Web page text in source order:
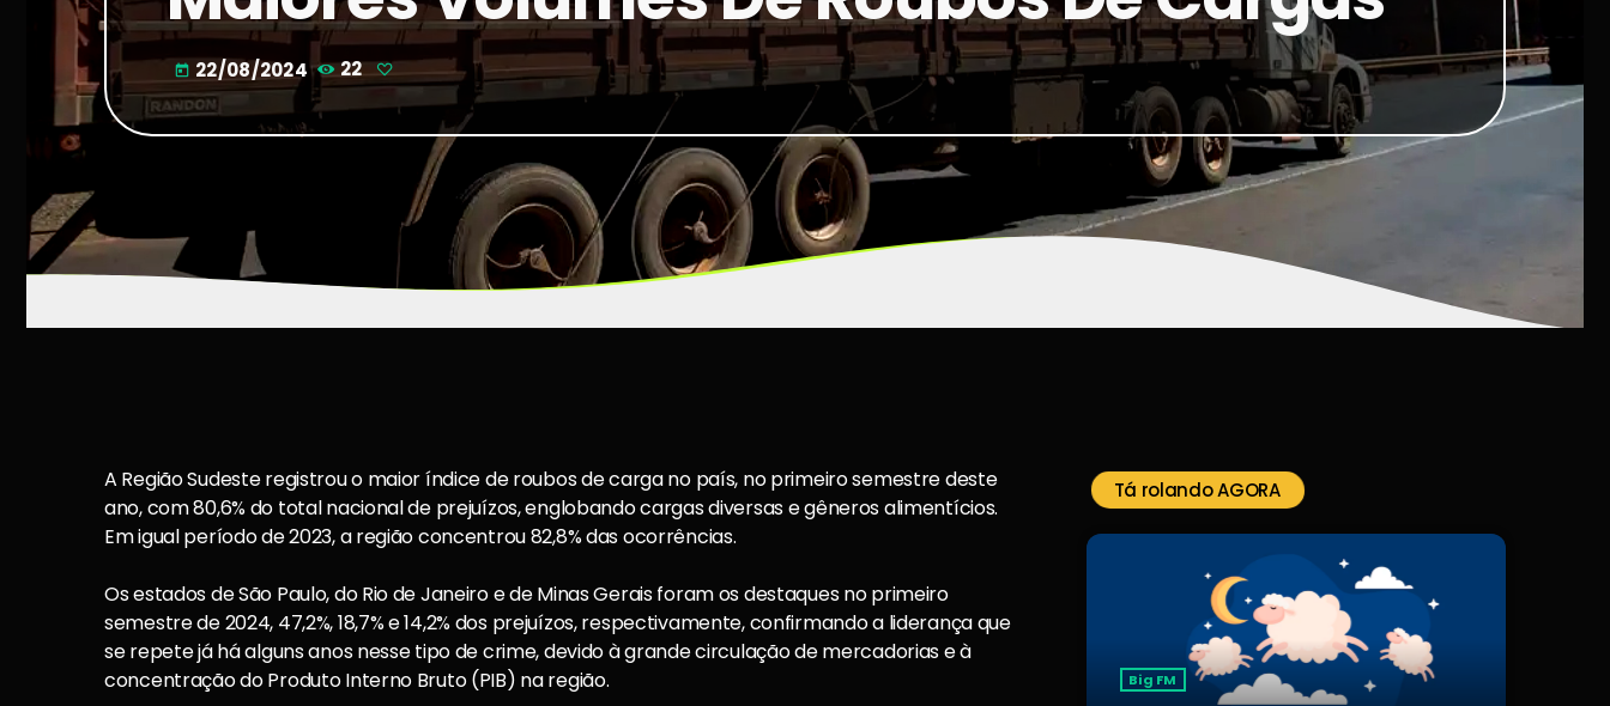
today 22/08/2024 22
A Região Sudeste registrou o maior índice de roubos de carga no país, no primeiro semestre deste
ano, com 80,6% do total nacional de prejuízos, englobando cargas diversas e gêneros alimentícios.
Em igual período de 2023, a região concentrou 82,8% das ocorrências.
Os estados de São Paulo, do Rio de Janeiro e de Minas Gerais foram os destaques no primeiro
semestre de 2024, 47,2%, 18,7% e 14,2% dos prejuízos, respectivamente, confirmando a liderança que
se repete já há alguns anos nesse tipo de crime, devido à grande circulação de mercadorias e à
concentração do Produto Interno Bruto (PIB) na região.
Tá rolando AGORA
Big FM